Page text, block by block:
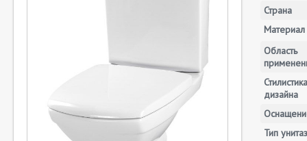
Страна
Материал
Область
Стилистика
дизайна
Тип